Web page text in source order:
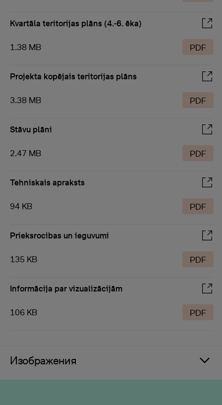
Kvartāla teritorijas plāns (4.-6. ēka)
1.38 MB PDF
Projekta kopējais teritorijas plāns
3.38 MB PDF
Stāvu plāni
2.47 MB PDF
Tehniskais apraksts
94 KB PDF
Prieksrocibas un ieguvumi
135 KB PDF
Informācija par vizualizācijām
106 KB PDF
Изображения